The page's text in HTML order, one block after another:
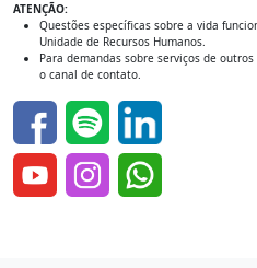
ATENÇÃO:
Questões específicas sobre a vida
Unidade de Recursos Humanos.
Para demandas sobre serviços de
o canal de contato.